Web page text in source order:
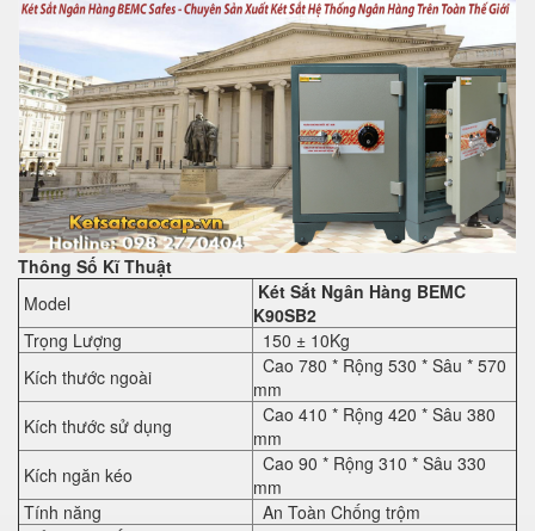
Thông Số Kĩ Thuật
Model
Két Sắt Ngân Hàng BEMC
K90SB2
Trọng Lượng
150 ± 10Kg
Kích thước ngoài
Cao 780 * Rộng 530 * Sâu * 570
mm
Kích thước sử dụng
Cao 410 * Rộng 420 * Sâu 380
mm
Kích ngăn kéo
Cao 90 * Rộng 310 * Sâu 330
mm
Tính năng
An Toàn Chống trộm